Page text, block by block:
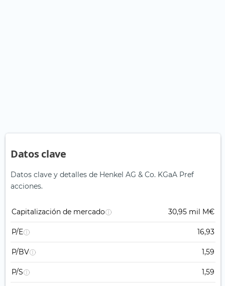
Datos clave
Datos clave y detalles de Henkel AG & Co. KGaA Pref
acciones.
Capitalización de mercado 30,95 mil M€
P/E 16,93
P/BV 1,59
P/S 1,59